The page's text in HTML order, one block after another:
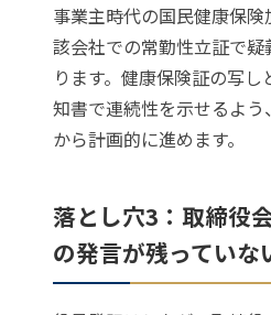
事業主時代の国民健康保
該会社での常勤性立証で
ります。健康保険証の写
知書で連続性を示せるよ
から計画的に進めます。
落とし穴3：取締役
の発言が残っていな